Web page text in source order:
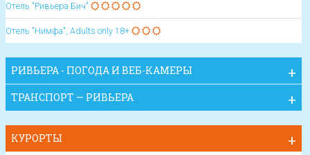
Отель "Ривьера Бич"
Отель "Нимфа", Adults only 18+
РИВЬЕРА - ПОГОДА И ВЕБ-КАМЕРЫ
ТРАНСПОРТ — РИВЬЕРА
КУРОРТЫ